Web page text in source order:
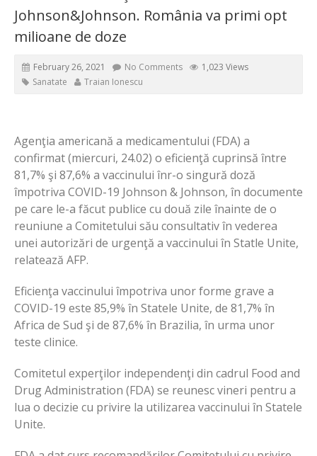
Johnson&Johnson. România va primi opt
milioane de doze
February 26, 2021 No Comments
1,023 Views
Sanatate
Traian Ionescu
Agenţia americană a medicamentului (FDA) a
confirmat (miercuri, 24.02) o eficienţă cuprinsă între
81,7% şi 87,6% a vaccinului înr-o singură doză
împotriva COVID-19 Johnson & Johnson, în documente
pe care le-a făcut publice cu două zile înainte de o
reuniune a Comitetului său consultativ în vederea
unei autorizări de urgenţă a vaccinului în Statle Unite,
relatează AFP.
Eficienţa vaccinului împotriva unor forme grave a
COVID-19 este 85,9% în Statele Unite, de 81,7% în
Africa de Sud şi de 87,6% în Brazilia, în urma unor
teste clinice.
Comitetul experţilor independenţi din cadrul Food and
Drug Administration (FDA) se reunesc vineri pentru a
lua o decizie cu privire la utilizarea vaccinului în Statele
Unite.